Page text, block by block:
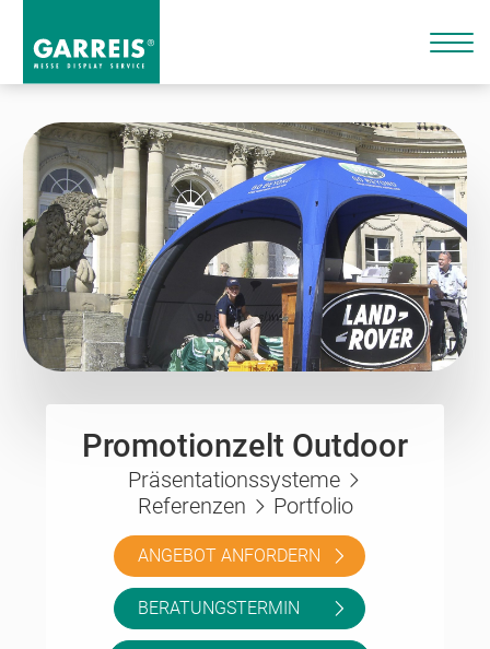
Promotionzelt Outdoor
Präsentationssysteme
Referenzen
Portfolio
ANGEBOT ANFORDERN
BERATUNGSTERMIN